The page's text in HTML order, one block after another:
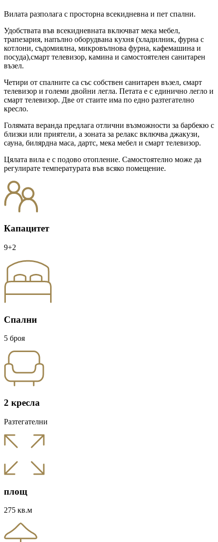
Вилата разполага с просторна всекидневна и пет спални.
Удобствата във всекидневната включват мека мебел,
трапезария, напълно оборудвана кухня (хладилник, фурна с
котлони, съдомиялна, микровълнова фурна, кафемашина и
посуда),смарт телевизор, камина и самостоятелен санитарен
възел.
Четири от спалните са със собствен санитарен възел, смарт
телевизор и големи двойни легла. Петата е с единично легло и
смарт телевизор. Две от стаите има по едно разтегателно
кресло.
Голямата веранда предлага отлични възможности за барбекю с
близки или приятели, а зоната за релакс включва джакузи,
сауна, билярдна маса, дартс, мека мебел и смарт телевизор.
Цялата вила е с подово отопление. Самостоятелно може да
регулирате температурата във всяко помещение.
Капацитет
9+2
Спални
5 броя
2 кресла
Разтегателни
площ
275 кв.м